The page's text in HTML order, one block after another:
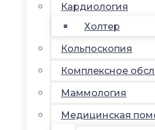
Кардиология
Холтер
Кольпоскопия
Комплексное
Маммология
Медицинская